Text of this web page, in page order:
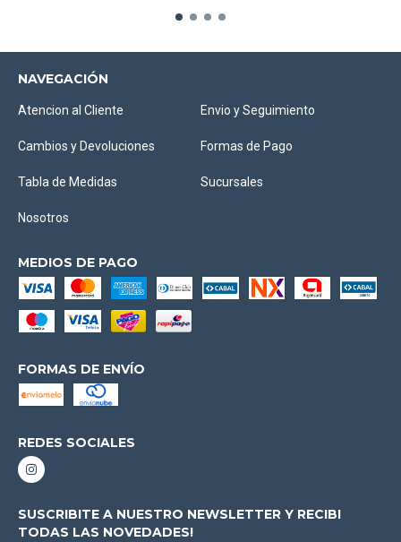
NAVEGACIÓN
Atencion al Cliente Envio y Seguimiento
Cambios y Devoluciones Formas de Pago
Tabla de Medidas Sucursales
Nosotros
MEDIOS DE PAGO
FORMAS DE ENVÍO
REDES SOCIALES
SUSCRIBITE A NUESTRO NEWSLETTER Y RECIBI
TODAS LAS NOVEDADES!